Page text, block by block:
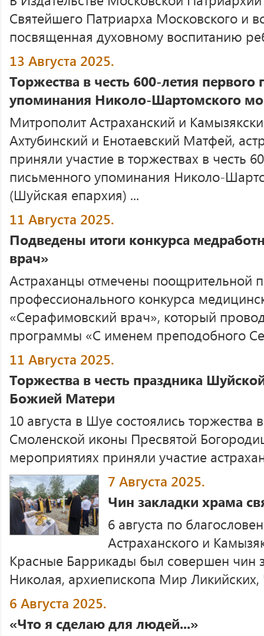
Святейшего Патриарха Московского и
посвященная духовному воспитанию
13 Августа 2025.
Торжества в честь 600-летия первого
упоминания Николо-Шартомского
Митрополит Астраханский и
Ахтубинский и Енотаевский Матфей,
приняли участие в торжествах в честь
письменного упоминания Николо-
(Шуйская епархия) ...
11 Августа 2025.
Подведены итоги конкурса
врач»
Астраханцы отмечены поощрительной
профессионального конкурса
«Серафимовский врач», который
программы «С именем преподобного
11 Августа 2025.
Торжества в честь праздника
Божией Матери
10 августа в Шуе состоялись торжества
Смоленской иконы Пресвятой
мероприятиях приняли участие
7 Августа 2025.
Чин закладки храма
6 августа по
Астраханского и
Красные Баррикады был совершен чин
Николая, архиепископа Мир Ликийских,
6 Августа 2025.
«Что я сделаю для людей...»